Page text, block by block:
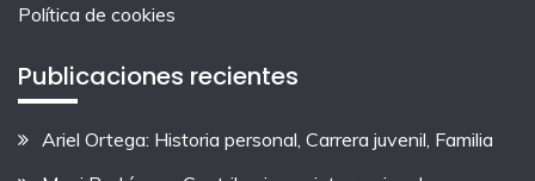
Política de cookies
Publicaciones recientes
Ariel Ortega: Historia personal, Carrera juvenil, Familia